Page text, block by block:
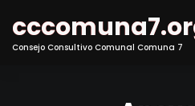
Content
Consejo Consultivo Comunal Comuna 7